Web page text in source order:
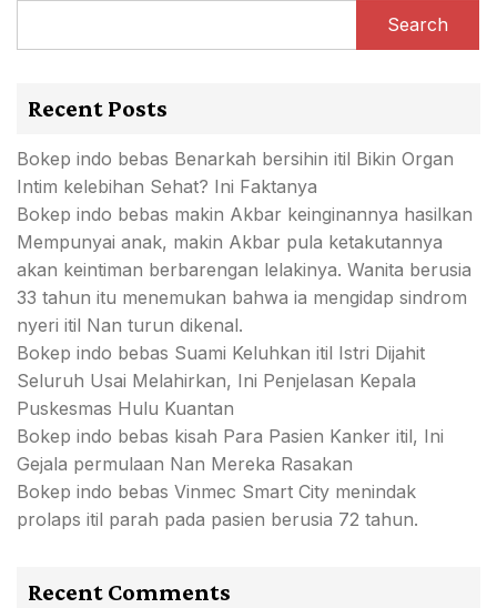
Search
Recent Posts
Bokep indo bebas Benarkah bersihin itil Bikin Organ
Intim kelebihan Sehat? Ini Faktanya
Bokep indo bebas makin Akbar keinginannya hasilkan
Mempunyai anak, makin Akbar pula ketakutannya
akan keintiman berbarengan lelakinya. Wanita berusia
33 tahun itu menemukan bahwa ia mengidap sindrom
nyeri itil Nan turun dikenal.
Bokep indo bebas Suami Keluhkan itil Istri Dijahit
Seluruh Usai Melahirkan, Ini Penjelasan Kepala
Puskesmas Hulu Kuantan
Bokep indo bebas kisah Para Pasien Kanker itil, Ini
Gejala permulaan Nan Mereka Rasakan
Bokep indo bebas Vinmec Smart City menindak
prolaps itil parah pada pasien berusia 72 tahun.
Recent Comments